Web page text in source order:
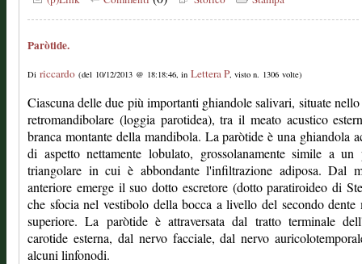
Paròtide.
Di riccardo (del 10/12/2013 @ 18:18:46, in Lettera P, visto n. 1306 volte)
Ciascuna delle due più importanti ghiandole salivari, situate
retromandibolare (loggia parotidea), tra il meato acustico
branca montante della mandibola. La paròtide è una ghiandola
di aspetto nettamente lobulato, grossolanamente simile a un
triangolare in cui è abbondante l'infiltrazione adiposa. Dal
anteriore emerge il suo dotto escretore (dotto paratiroideo di
che sfocia nel vestibolo della bocca a livello del secondo dente
superiore. La paròtide è attraversata dal tratto terminale
carotide esterna, dal nervo facciale, dal nervo
alcuni linfonodi.